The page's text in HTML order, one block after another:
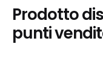
Prodotto
punti